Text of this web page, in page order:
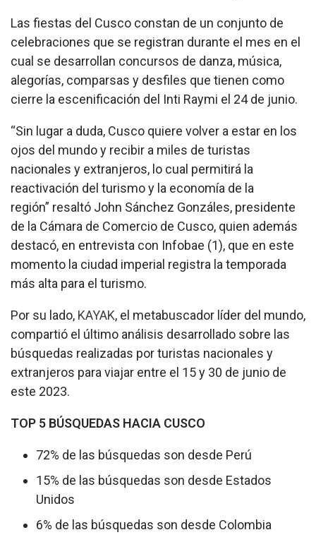
Las fiestas del Cusco constan de un conjunto de
celebraciones que se registran durante el mes en el
cual se desarrollan concursos de danza, música,
alegorías, comparsas y desfiles que tienen como
cierre la escenificación del Inti Raymi el 24 de junio.
“Sin lugar a duda, Cusco quiere volver a estar en los
ojos del mundo y recibir a miles de turistas
nacionales y extranjeros, lo cual permitirá la
reactivación del turismo y la economía de la
región” resaltó John Sánchez Gonzáles, presidente
de la Cámara de Comercio de Cusco, quien además
destacó, en entrevista con Infobae (1), que en este
momento la ciudad imperial registra la temporada
más alta para el turismo.
Por su lado, KAYAK, el metabuscador líder del mundo,
compartió el último análisis desarrollado sobre las
búsquedas realizadas por turistas nacionales y
extranjeros para viajar entre el 15 y 30 de junio de
este 2023.
TOP 5 BÚSQUEDAS HACIA CUSCO
72% de las búsquedas son desde Perú
15% de las búsquedas son desde Estados
Unidos
6% de las búsquedas son desde Colombia